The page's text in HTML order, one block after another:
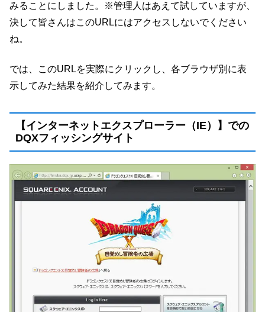
みることにしました。※管理人はあえて試していますが、
決して皆さんはこのURLにはアクセスしないでください
ね。
では、このURLを実際にクリックし、各ブラウザ別に表
示してみた結果を紹介してみます。
【インターネットエクスプローラー（IE）】での
DQXフィッシングサイト